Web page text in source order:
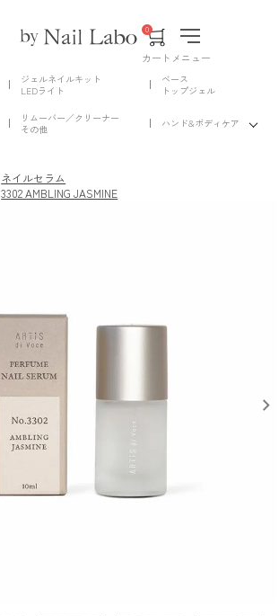
カート
0
メニュー
ジェルネイルキット
LEDライト
ベース
トップジェル
リムーバー／クリーナー
その他
ハンド&ボディケア
ネイルセラム
3302 AMBLING JASMINE